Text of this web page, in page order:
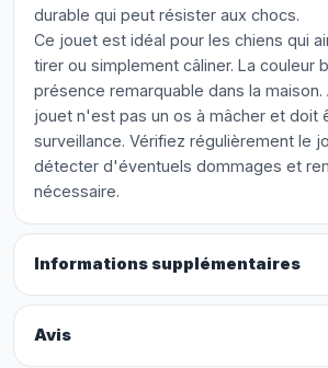
durable qui peut résister aux chocs.
Ce jouet est idéal pour les chiens qui
tirer ou simplement câliner. La couleur
présence remarquable dans la maison.
jouet n'est pas un os à mâcher et doit
surveillance. Vérifiez régulièrement le
détecter d'éventuels dommages et
nécessaire.
Informations supplémentaires
Avis